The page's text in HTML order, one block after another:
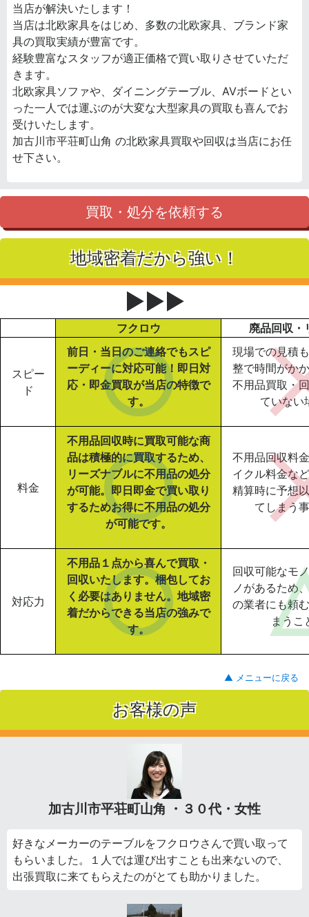
当店が解決いたします！
当店は北欧家具をはじめ、多数の北欧家具、ブランド家
具の買取実績が豊富です。
経験豊富なスタッフが適正価格で買い取りさせていただ
きます。
北欧家具ソファや、ダイニングテーブル、AVボードとい
った一人では運ぶのが大変な大型家具の買取も喜んでお
受けいたします。
加古川市平荘町山角 の北欧家具買取や回収は当店にお任
せ下さい。
買取・処分を依頼する
地域密着だから強い！
▶▶▶
フクロウ 廃品回収・
スピー
ド
前日・当日のご連絡でもスピ
ーディーに対応可能！即日対
応・即金買取が当店の特徴で
す。
現場での見積
整で時間がか
不用品買取・
ていない
料金
不用品回収時に買取可能な商
品は積極的に買取するため、
リーズナブルに不用品の処分
が可能。即日即金で買い取り
するためお得に不用品の処分
が可能です。
不用品回収料
イクル料金な
精算時に予想
てしまう
対応力
不用品１点から喜んで買取・
回収いたします。梱包してお
く必要はありません。地域密
着だからできる当店の強みで
す。
回収可能なモ
ノがあるため
の業者にも頼
まうこ
▲ メニューに戻る
お客様の声
加古川市平荘町山角 ・３０代・女性
好きなメーカーのテーブルをフクロウさんで買い取って
もらいました。１人では運び出すことも出来ないので、
出張買取に来てもらえたのがとても助かりました。